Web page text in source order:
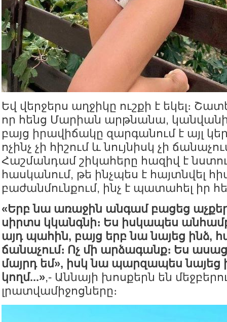
Եվ վերջերս աղջիկը ուշքի է եկել։
որ հենց Մարիան արթնանա,
բայց իրավիճակը զարգանում է այլ
ոչինչ չի հիշում և նույնիսկ չի
Հաշմանդամ շիկահերը հազիվ է
հասկանում, թե ինչպես է հայտնվել
բաժանմունքում, ինչ է պատահել իր
«Երբ նա առաջին անգամ բացեց
սիրտս կկանգնի։ Ես իսկապես
այդ պահին, բայց երբ նա նայեց ինձ,
ճանաչում։ Ոչ մի արձագանք։ Ես
մայրդ եմ», իսկ նա պարզապես նայեց
կողմ...»,- Աննայի խոսքերն են
լրատվամիջոցները։